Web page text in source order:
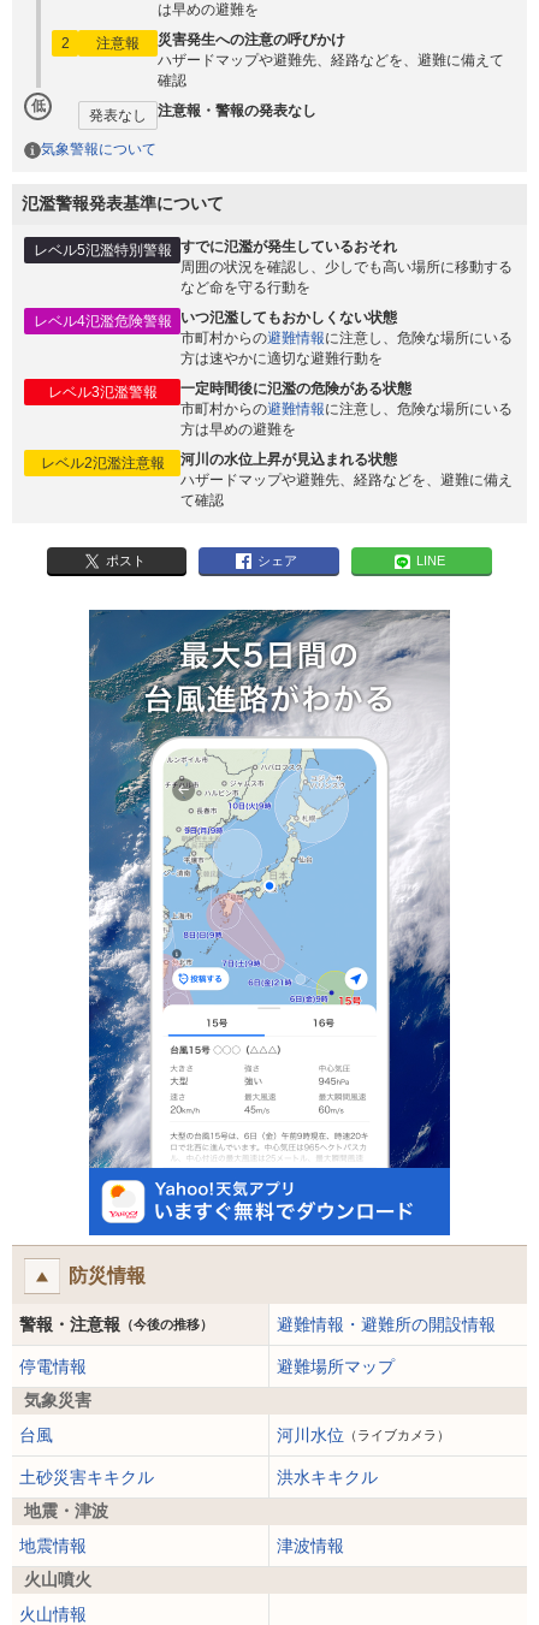
低
は早めの避難を
2
注意報
災害発生への注意の呼びかけ
ハザードマップや避難先、経路などを、避難に備えて
確認
発表なし 注意報・警報の発表なし
気象警報について
氾濫警報発表基準について
レベル5氾濫特別警報 すでに氾濫が発生しているおそれ
周囲の状況を確認し、少しでも高い場所に移動する
など命を守る行動を
レベル4氾濫危険警報
いつ氾濫してもおかしくない状態
市町村からの避難情報に注意し、危険な場所にいる
方は速やかに適切な避難行動を
レベル3氾濫警報
一定時間後に氾濫の危険がある状態
市町村からの避難情報に注意し、危険な場所にいる
方は早めの避難を
レベル2氾濫注意報
河川の水位上昇が見込まれる状態
ハザードマップや避難先、経路などを、避難に備え
て確認
ポスト シェア LINE
防災情報
警報・注意報 （今後の推移） 避難情報・避難所の開設情報
停電情報
避難場所マップ
気象災害
台風
河川水位 （ライブカメラ）
土砂災害キキクル
洪水キキクル
地震・津波
地震情報
津波情報
火山噴火
火山情報